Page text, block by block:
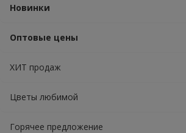
Новинки
Оптовые цены
ХИТ продаж
Цветы любимой
Горячее предложение